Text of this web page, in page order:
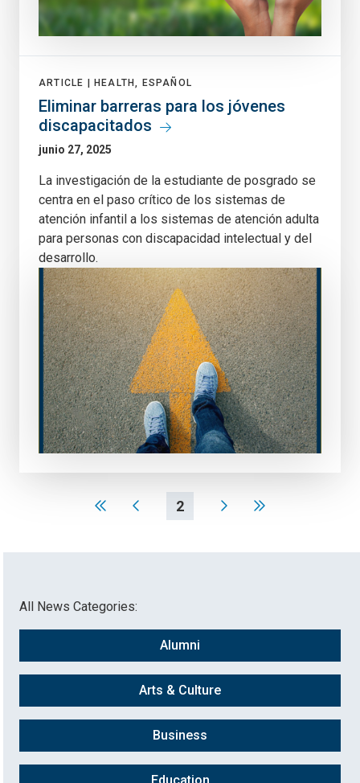
All News Categories:
Alumni
Arts & Culture
Business
ARTICLE | HEALTH, ESPAÑOL
Eliminar barreras para los jóvenes
discapacitados
junio 27, 2025
La investigación de la estudiante de posgrado se
centra en el paso crítico de los sistemas de
atención infantil a los sistemas de atención adulta
para personas con discapacidad intelectual y del
desarrollo.
2